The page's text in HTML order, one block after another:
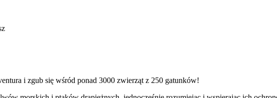
i zgub się wśród ponad 3000 zwierząt z 250 gatunków!